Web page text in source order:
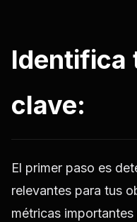
Identifica
clave:
El primer paso es
relevantes para tus
métricas